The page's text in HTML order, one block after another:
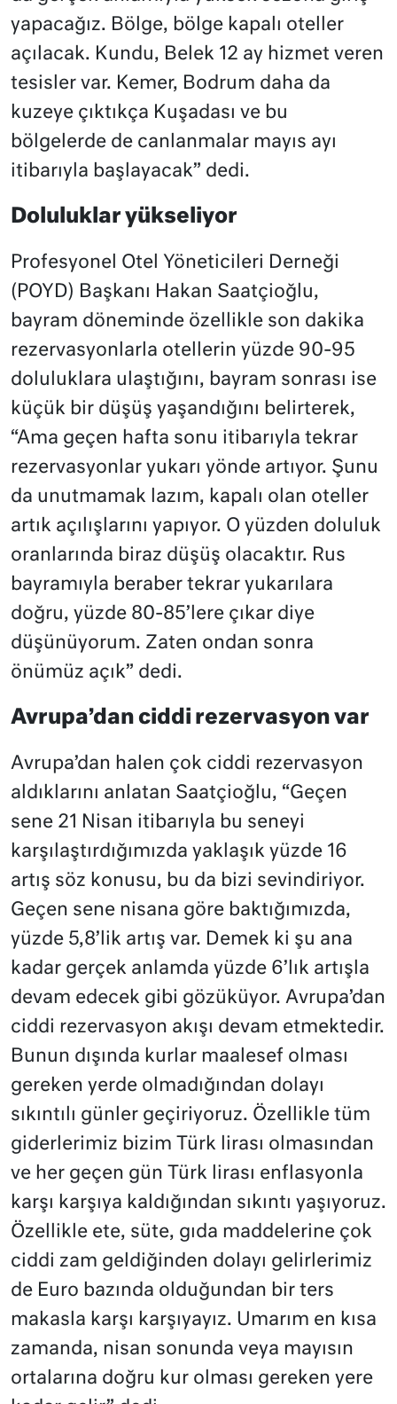
yapacağız. Bölge, bölge kapalı oteller
açılacak. Kundu, Belek 12 ay hizmet veren
tesisler var. Kemer, Bodrum daha da
kuzeye çıktıkça Kuşadası ve bu
bölgelerde de canlanmalar mayıs ayı
itibarıyla başlayacak” dedi.
Doluluklar yükseliyor
Profesyonel Otel Yöneticileri Derneği
(POYD) Başkanı Hakan Saatçioğlu,
bayram döneminde özellikle son dakika
rezervasyonlarla otellerin yüzde 90-95
doluluklara ulaştığını, bayram sonrası ise
küçük bir düşüş yaşandığını belirterek,
“Ama geçen hafta sonu itibarıyla tekrar
rezervasyonlar yukarı yönde artıyor. Şunu
da unutmamak lazım, kapalı olan oteller
artık açılışlarını yapıyor. O yüzden doluluk
oranlarında biraz düşüş olacaktır. Rus
bayramıyla beraber tekrar yukarılara
doğru, yüzde 80-85’lere çıkar diye
düşünüyorum. Zaten ondan sonra
önümüz açık” dedi.
Avrupa’dan ciddi rezervasyon var
Avrupa’dan halen çok ciddi rezervasyon
aldıklarını anlatan Saatçioğlu, “Geçen
sene 21 Nisan itibarıyla bu seneyi
karşılaştırdığımızda yaklaşık yüzde 16
artış söz konusu, bu da bizi sevindiriyor.
Geçen sene nisana göre baktığımızda,
yüzde 5,8’lik artış var. Demek ki şu ana
kadar gerçek anlamda yüzde 6’lık artışla
devam edecek gibi gözüküyor. Avrupa’dan
ciddi rezervasyon akışı devam etmektedir.
Bunun dışında kurlar maalesef olması
gereken yerde olmadığından dolayı
sıkıntılı günler geçiriyoruz. Özellikle tüm
giderlerimiz bizim Türk lirası olmasından
ve her geçen gün Türk lirası enflasyonla
karşı karşıya kaldığından sıkıntı yaşıyoruz.
Özellikle ete, süte, gıda maddelerine çok
ciddi zam geldiğinden dolayı gelirlerimiz
de Euro bazında olduğundan bir ters
makasla karşı karşıyayız. Umarım en kısa
zamanda, nisan sonunda veya mayısın
ortalarına doğru kur olması gereken yere